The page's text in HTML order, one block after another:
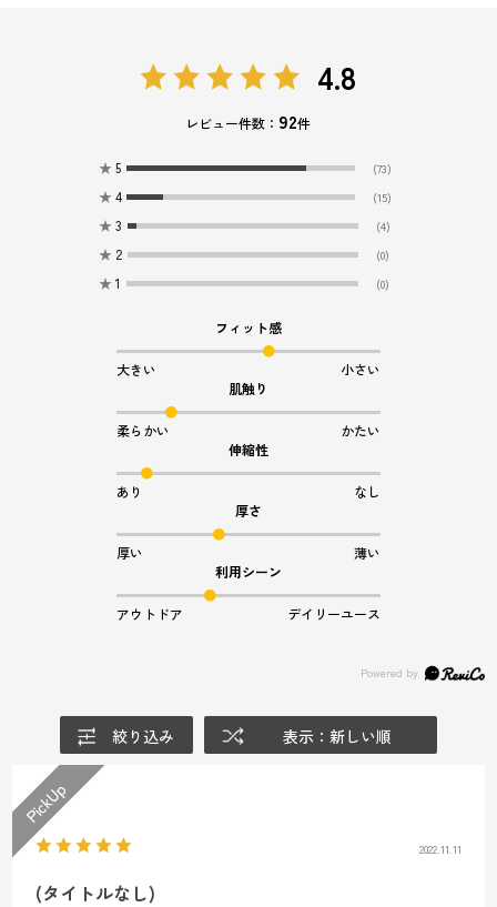
4.8
レビュー件数： 92件
★ 5 (73)
★ 4 (15)
★ 3 (4)
★ 2 (0)
★ 1 (0)
フィット感
大きい
小さい
肌触り
柔らかい
かたい
伸縮性
あり
なし
厚さ
厚い
薄い
利用シーン
アウトドア デイリーユース
絞り込み 表示：新しい順
2022.11.11
(タイトルなし)